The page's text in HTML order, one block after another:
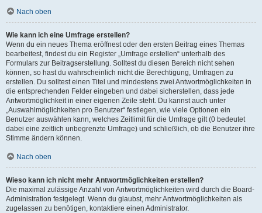
Nach oben
Wie kann ich eine Umfrage erstellen?
Wenn du ein neues Thema eröffnest oder den ersten Beitrag eines Themas
bearbeitest, findest du ein Register „Umfrage erstellen“ unterhalb des
Formulars zur Beitragserstellung. Solltest du diesen Bereich nicht sehen
können, so hast du wahrscheinlich nicht die Berechtigung, Umfragen zu
erstellen. Du solltest einen Titel und mindestens zwei Antwortmöglichkeiten in
die entsprechenden Felder eingeben und dabei sicherstellen, dass jede
Antwortmöglichkeit in einer eigenen Zeile steht. Du kannst auch unter
„Auswahlmöglichkeiten pro Benutzer“ festlegen, wie viele Optionen ein
Benutzer auswählen kann, welches Zeitlimit für die Umfrage gilt (0 bedeutet
dabei eine zeitlich unbegrenzte Umfrage) und schließlich, ob die Benutzer ihre
Stimme ändern können.
Nach oben
Wieso kann ich nicht mehr Antwortmöglichkeiten erstellen?
Die maximal zulässige Anzahl von Antwortmöglichkeiten wird durch die Board-
Administration festgelegt. Wenn du glaubst, mehr Antwortmöglichkeiten als
zugelassen zu benötigen, kontaktiere einen Administrator.